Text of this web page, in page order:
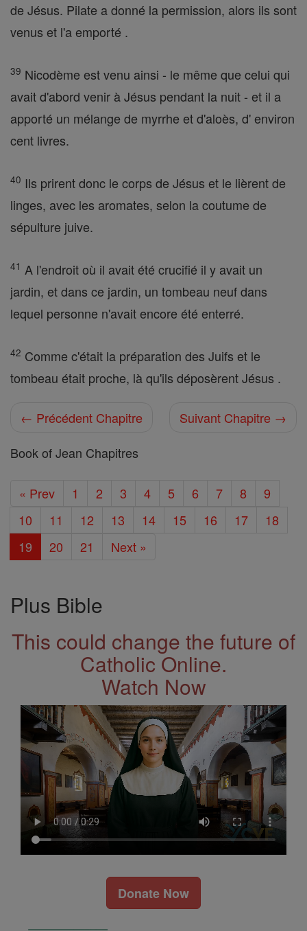
de Jésus. Pilate a donné la permission, alors ils sont
venus et l'a emporté .
39 Nicodème est venu ainsi - le même que celui qui
avait d'abord venir à Jésus pendant la nuit - et il a
apporté un mélange de myrrhe et d'aloès, d' environ
cent livres.
40 Ils prirent donc le corps de Jésus et le lièrent de
linges, avec les aromates, selon la coutume de
sépulture juive.
41 A l'endroit où il avait été crucifié il y avait un
jardin, et dans ce jardin, un tombeau neuf dans
lequel personne n'avait encore été enterré.
42 Comme c'était la préparation des Juifs et le
tombeau était proche, là qu'ils déposèrent Jésus .
← Précédent Chapitre
Suivant Chapitre →
Book of Jean Chapitres
« Prev 1 2 3 4 5 6 7 8
9
10
11 12 13 14 15 16 17
18
19
20 21 Next »
Plus Bible
This could change the future of
Catholic Online.
Watch Now
Donate Now